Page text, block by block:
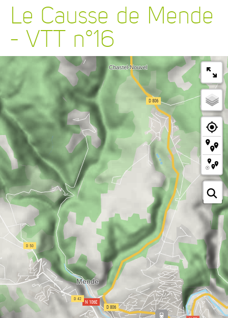
Le Causse de Mende
- VTT n°16